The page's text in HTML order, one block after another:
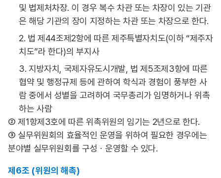
및 법제처차장. 이 경우 복수 차관 또는 차장이 있는 기관
은 해당 기관의 장이 지정하는 차관 또는 차장으로 한다.
2. 법 제44조제2항에 따른 제주특별자치도(이하 “제주자
치도”라 한다)의 부지사
3. 지방자치, 국제자유도시개발, 법 제5조제3항에 따른
협약 및 행정규제 등에 관하여 학식과 경험이 풍부한 사
람 중에서 성별을 고려하여 국무총리가 임명하거나 위촉
하는 사람
② 제1항제3호에 따른 위촉위원의 임기는 2년으로 한다.
③ 실무위원회의 효율적인 운영을 위하여 필요한 경우에는
분야별 실무위원회를 구성ㆍ운영할 수 있다.
제6조 (위원의 해촉)